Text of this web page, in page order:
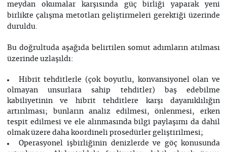
meydan okumalar karşısında güç birliği yaparak yeni
birlikte çalışma metotları geliştirmeleri gerektiği üzerinde
duruldu.
Bu doğrultuda aşağıda belirtilen somut adımların atılması
üzerinde uzlaşıldı:
Hibrit tehditlerle (çok boyutlu, konvansiyonel olan ve
olmayan unsurlara sahip tehditler) baş edebilme
kabiliyetinin ve hibrit tehditlere karşı dayanıklılığın
artırılması; bunların analiz edilmesi, önlenmesi, erken
tespit edilmesi ve ele alınmasında bilgi paylaşımı da dahil
olmak üzere daha koordineli prosedürler geliştirilmesi;
Operasyonel işbirliğinin denizlerde ve göç konusunda